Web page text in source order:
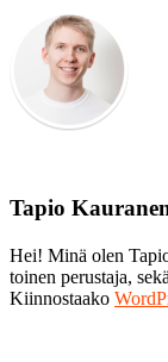
Tapio
Hei! Minä olen
toinen perustaja,
Kiinnostaako